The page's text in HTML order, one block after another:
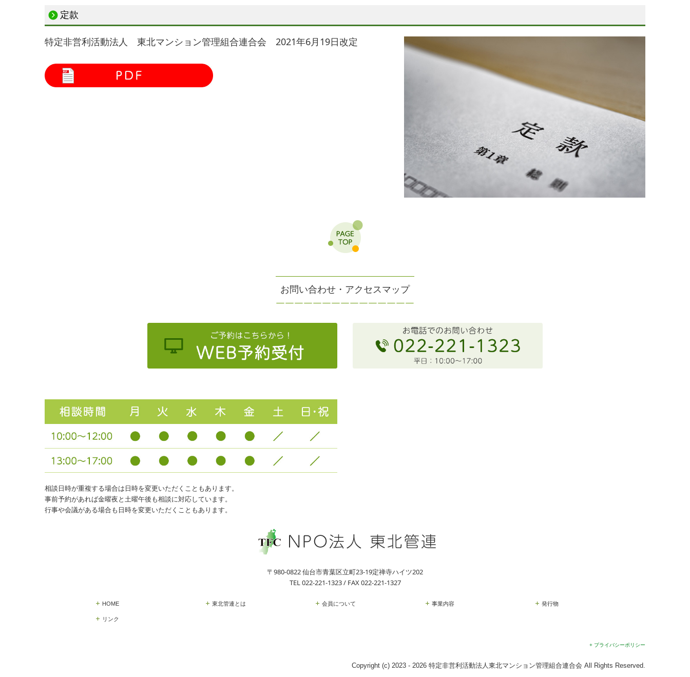
定款
特定非営利活動法人 東北マンション管理組合連合会 2021年6月19日改定
お問い合わせ・アクセスマップ
￣￣￣￣￣￣￣￣￣￣￣￣￣￣￣
相談日時が重複する場合は日時を変更いただくこともあります。
事前予約があれば金曜夜と土曜午後も相談に対応しています。
行事や会議がある場合も日時を変更いただくこともあります。
〒980-0822 仙台市青葉区立町23-19定禅寺ハイツ202
TEL022-221-1323 / FAX 022-221-1327
HOME 東北管連とは 会員について 事業内容 発行物
リンク
+ プライバシーポリシー
Copyright (c) 2023 - 2026 特定非営利活動法人東北マンション管理組合連合会 All Rights Reserved.